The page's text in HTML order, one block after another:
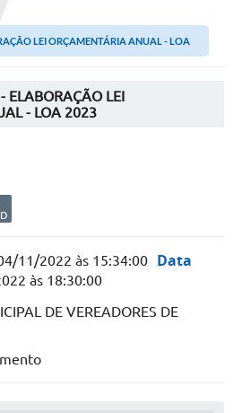
LEI ORÇAMENTÁRIA ANUAL - LOA
ELABORAÇÃO LEI
- LOA 2023
11/2022 às 15:34:00
Data
às 18:30:00
DE VEREADORES DE